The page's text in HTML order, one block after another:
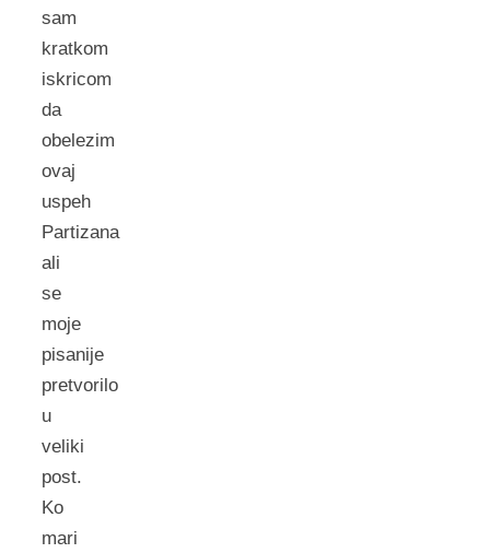
sam
kratkom
iskricom
da
obelezim
ovaj
uspeh
Partizana
ali
se
moje
pisanije
pretvorilo
u
veliki
post.
Ko
mari